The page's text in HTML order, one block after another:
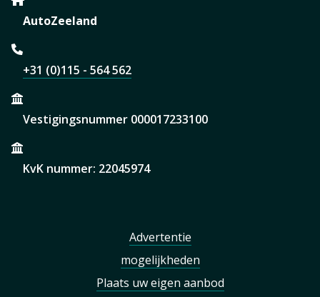
AutoZeeland
+31 (0)115 - 564 562
Vestigingsnummer 000017233100
KvK nummer: 22045974
Advertentie
mogelijkheden
Plaats uw eigen aanbod